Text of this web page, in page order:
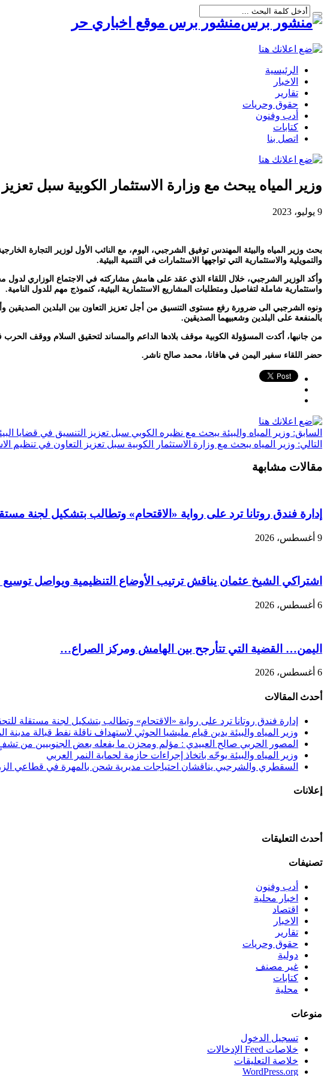
منشور برس موقع اخباري حر
الرئيسية
الاخبار
تقارير
حقوق وحريات
أدب وفنون
كتابات
اتصل بنا
وزير المياه يبحث مع وزارة الاستثمار الكوبية سبل
9 يوليو، 2023
بحث وزير المياه والبيئة المهندس توفيق الشرجبي، اليوم، مع النائب الأول لوزير التجارة
والتمويلية والاستثمارية التي تواجهها الاستثمارات في التنمية البيئية.
واستثمارية شاملة لتفاصيل ومتطلبات المشاريع الاستثمارية البيئية، كنموذج مهم للدول النامية.
ونوه الشرجبي الى ضرورة رفع مستوى التنسيق من أجل تعزيز التعاون بين البلدين الصديقين
بالمنفعة على البلدين وشعبيهما الصديقين.
من جانبها، أكدت المسؤولة الكوبية موقف بلادها الداعم والمساند لتحقيق السلام ووقف
حضر اللقاء سفير اليمن في هافانا، محمد صالح ناشر.
السابق: وزير المياه والبيئة يبحث مع نظيره الكوبي سبل تعزيز التنسيق في قضايا
التالي: وزير المياه يبحث مع وزارة الاستثمار الكوبية سبل تعزيز التعاون في تنظيم
مقالات مشابهة
إدارة فندق روتانا ترد على رواية «الاقتحام» وتطالب بتشكيل لجنة
9 أغسطس، 2026
اشتراكي الشيخ عثمان يناقش ترتيب الأوضاع التنظيمية ويواصل
6 أغسطس، 2026
اليمن… القضية التي تتأرجح بين الهامش ومركز الصراع…
6 أغسطس، 2026
أحدث المقالات
إدارة فندق روتانا ترد على رواية «الاقتحام» وتطالب بتشكيل لجنة مستقلة
وزير المياه والبيئة يدين قيام مليشيا الحوثي لاستهداف ناقلة نفط قبالة مدينة
المصور الحربي صالح العبيدي : مؤلم ومحزن ما يفعله بعض الجنوبيين من تشفٍ
وزير المياه والبيئة يوجّه باتخاذ إجراءات حازمة لحماية النمر العربي
السقطري والشرجبي يناقشان احتياجات مديرية شحن بالمهرة في قطاعي
إعلانات
أحدث التعليقات
تصنيفات
أدب وفنون
اخبار محلية
اقتصاد
الاخبار
تقارير
حقوق وحريات
دولية
غير مصنف
كتابات
محلية
منوعات
تسجيل الدخول
خلاصات Feed الإدخالات
خلاصة التعليقات
WordPress.org